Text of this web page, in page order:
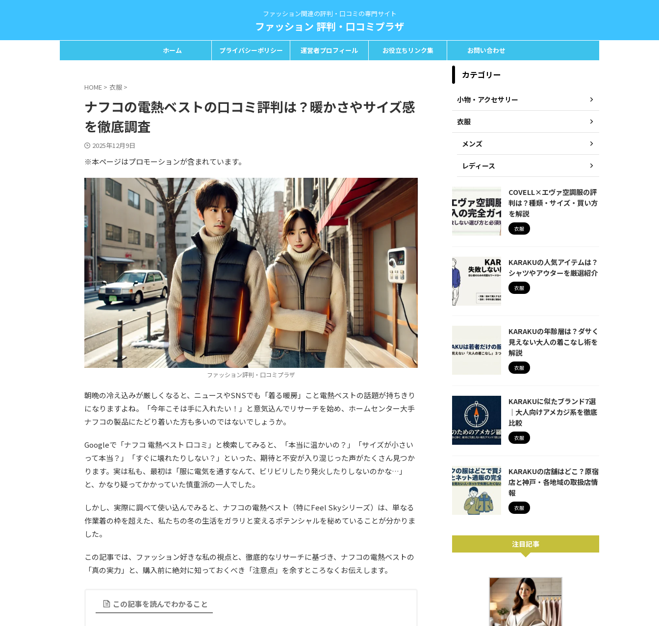
ファッション関連の評判・口コミの専門サイト
ファッション 評判・口コミプラザ
ホーム プライバシーポリシー 運営者プロフィール お役立ちリンク集 お問い合わせ
HOME > 衣服 >
ナフコの電熱ベストの口コミ評判は？暖かさやサイズ感
を徹底調査
2025年12月9日
※本ページはプロモーションが含まれています。
ファッション評判・口コミプラザ
朝晩の冷え込みが厳しくなると、ニュースやSNSでも「着る暖房」こと電熱ベストの話題が持ちきり
になりますよね。「今年こそは手に入れたい！」と意気込んでリサーチを始め、ホームセンター大手
ナフコの製品にたどり着いた方も多いのではないでしょうか。
Googleで「ナフコ 電熱ベスト 口コミ」と検索してみると、「本当に温かいの？」「サイズが小さい
って本当？」「すぐに壊れたりしない？」といった、期待と不安が入り混じった声がたくさん見つか
ります。実は私も、最初は「服に電気を通すなんて、ビリビリしたり発火したりしないのかな…」
と、かなり疑ってかかっていた慎重派の一人でした。
しかし、実際に調べて使い込んでみると、ナフコの電熱ベスト（特にFeel Skyシリーズ）は、単なる
作業着の枠を超えた、私たちの冬の生活をガラリと変えるポテンシャルを秘めていることが分かりま
した。
この記事では、ファッション好きな私の視点と、徹底的なリサーチに基づき、ナフコの電熱ベストの
「真の実力」と、購入前に絶対に知っておくべき「注意点」を余すところなくお伝えします。
この記事を読んでわかること
カテゴリー
小物・アクセサリー
衣服
メンズ
レディース
COVELL×エヴァ空調服の評
判は？種類・サイズ・買い方
を解説
衣服
KARAKUの人気アイテムは？
シャツやアウターを厳選紹介
衣服
KARAKUの年齢層は？ダサく
見えない大人の着こなし術を
解説
衣服
KARAKUに似たブランド7選
｜大人向けアメカジ系を徹底
比較
衣服
KARAKUの店舗はどこ？原宿
店と神戸・各地域の取扱店情
報
衣服
注目記事